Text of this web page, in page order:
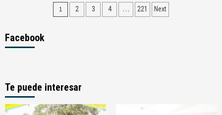
Navegación
1 2 3 4 … 221 Next
Facebook
Te puede interesar